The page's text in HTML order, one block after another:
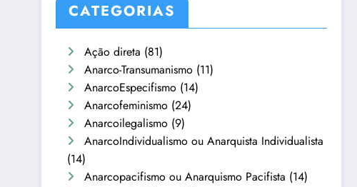
CATEGORIAS
Ação direta (81)
Anarco-Transumanismo (11)
AnarcoEspecifismo (14)
Anarcofeminismo (24)
Anarcoilegalismo (9)
AnarcoIndividualismo ou Anarquista Individualista
(14)
Anarcopacifismo ou Anarquismo Pacifista (14)